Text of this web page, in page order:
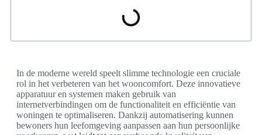
In de moderne wereld speelt slimme technologie een cruciale
rol in het verbeteren van het wooncomfort. Deze innovatieve
apparatuur en systemen maken gebruik van
internetverbindingen om de functionaliteit en efficiëntie van
woningen te optimaliseren. Dankzij automatisering kunnen
bewoners hun leefomgeving aanpassen aan hun persoonlijke